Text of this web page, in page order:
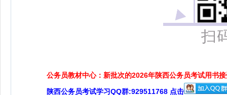
扫
公务员教材中心：新批次的2026年陕西公务员考试用书
陕西公务员考试学习QQ群:929511768 点击